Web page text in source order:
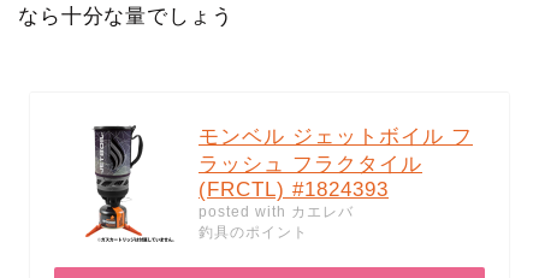
なら十分な量でしょう
モンベル ジェットボイル フ
ラッシュ フラクタイル
(FRCTL) #1824393
posted with カエレバ
釣具のポイント